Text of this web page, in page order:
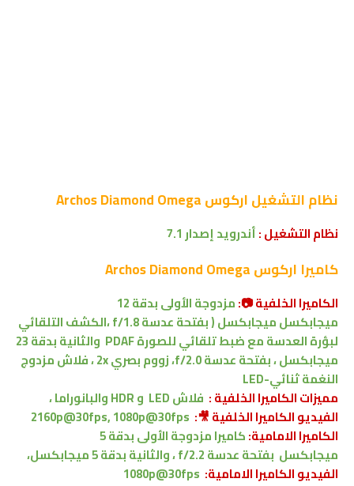
نظام التشغيلاركوس Archos Diamond Omega
نظام التشغيل :أندرويد إصدار 7.1
كاميرا اركوس Archos Diamond Omega
الكاميرا الخلفية 📷:
مزدوجة الأولى بدقة 12
ميجابكسلميجابكسل ( بفتحة عدسة f/1.8 ،الكشف التلقائي
لبؤرة العدسة مع ضبط تلقائي للصورةPDAF
والثانية بدقة 23
ميجابكسل ،بفتحة عدسة f/2.0،
زووم بصري 2x ، فلاش مزدوج
النغمة ثنائي-LED
مميزات الكاميرا الخلفية : فلاش LED و HDR والبانوراما ،
الفيديو الكاميرا الخلفية 🎥: 2160p@30fps, 1080p@30fps
الكاميرا الامامية:كاميرا
مزدوجة الأولى بدقة 5
ميجابكسل بفتحة عدسة f/2.2 ،والثانية بدقة 5 ميجابكسل،
الفيديو الكاميراالامامية: 1080p@30fps